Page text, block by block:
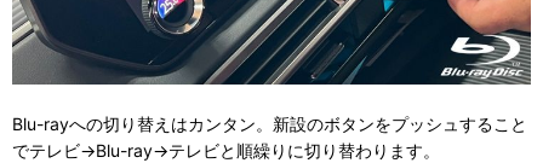
Blu-rayへの切り替えはカンタン。新設のボタンをプッシュすること
でテレビ→Blu-ray→テレビと順繰りに切り替わります。